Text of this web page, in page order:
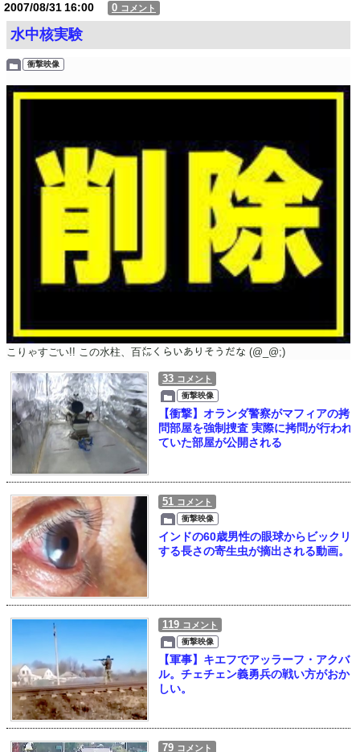
2007/08/3116:00 0 コメント
水中核実験
衝撃映像
こりゃすごい!! この水柱、百㍍くらいありそうだな (@_@;)
33 コメント
衝撃映像
【衝撃】オランダ警察がマフィアの拷
問部屋を強制捜査 実際に拷問が行われ
ていた部屋が公開される
51 コメント
衝撃映像
インドの60歳男性の眼球からビックリ
する長さの寄生虫が摘出される動画。
119 コメント
衝撃映像
【軍事】キエフでアッラーフ・アクバ
ル。チェチェン義勇兵の戦い方がおか
しい。
79 コメント